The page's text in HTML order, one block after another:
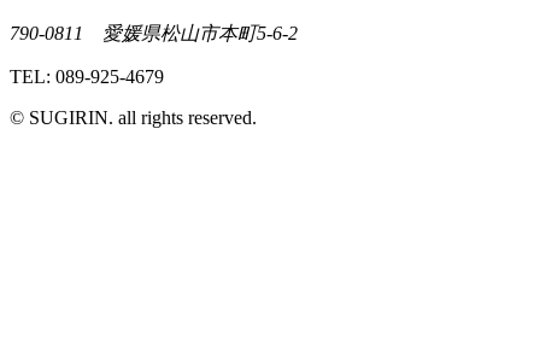
790-0811 愛媛県松山市本町5-6-2
TEL: 089-925-4679
© SUGIRIN. all rights reserved.